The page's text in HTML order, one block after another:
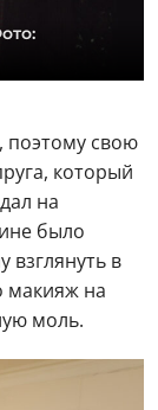
поэтому свою
который
на
было
взглянуть в
макияж на
моль.